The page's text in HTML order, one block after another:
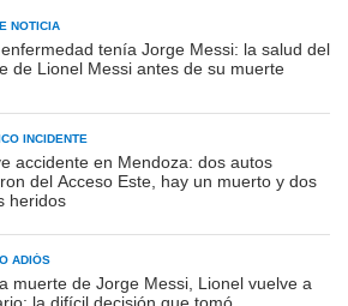
NOTICIA
tenía Jorge Messi: la salud del
de Lionel Messi antes de su muerte
INCIDENTE
accidente en Mendoza: dos autos
del Acceso Este, hay un muerto y dos
heridos
ADIÓS
muerte de Jorge Messi, Lionel vuelve a